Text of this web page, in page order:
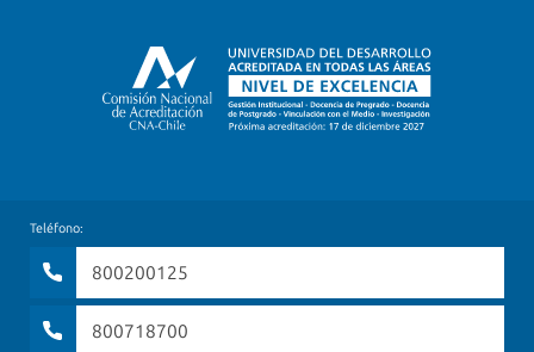
Teléfono:
800200125
800718700